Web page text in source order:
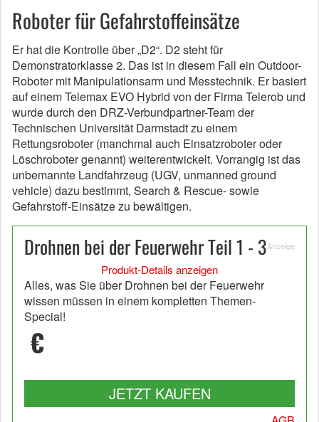
Roboter für Gefahrstoffeinsätze
Er hat die Kontrolle über „D2“. D2 steht für
Demonstratorklasse 2. Das ist in diesem Fall ein Outdoor-
Roboter mit Manipulationsarm und Messtechnik. Er basiert
auf einem Telemax EVO Hybrid von der Firma Telerob und
wurde durch den DRZ-Verbundpartner-Team der
Technischen Universität Darmstadt zu einem
Rettungsroboter (manchmal auch Einsatzroboter oder
Löschroboter genannt) weiterentwickelt. Vorrangig ist das
unbemannte Landfahrzeug (UGV, unmanned ground
vehicle) dazu bestimmt, Search & Rescue- sowie
Gefahrstoff-Einsätze zu bewältigen.
Drohnen bei der Feuerwehr Teil 1 - 3Anzeige
Produkt-Details anzeigen
Alles, was Sie über Drohnen bei der Feuerwehr
wissen müssen in einem kompletten Themen-
Special!
€
JETZT KAUFEN